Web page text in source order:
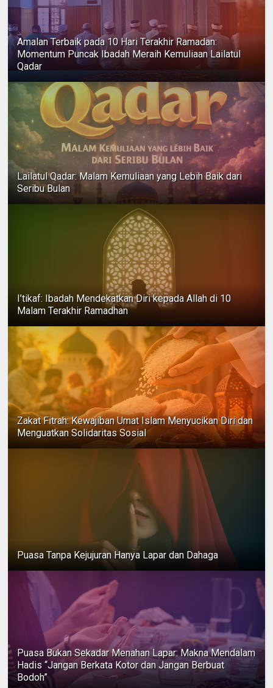
Amalan Terbaik pada 10 Hari Terakhir Ramadan:
Momentum Puncak Ibadah Meraih Kemuliaan Lailatul
Qadar
Lailatul Qadar: Malam Kemuliaan yang Lebih Baik dari
Seribu Bulan
I’tikaf: Ibadah Mendekatkan Diri kepada Allah di 10
Malam Terakhir Ramadhan
Zakat Fitrah: Kewajiban Umat Islam Menyucikan Diri dan
Menguatkan Solidaritas Sosial
Puasa Tanpa Kejujuran Hanya Lapar dan Dahaga
Puasa Bukan Sekadar Menahan Lapar: Makna Mendalam
Hadis “Jangan Berkata Kotor dan Jangan Berbuat
Bodoh”